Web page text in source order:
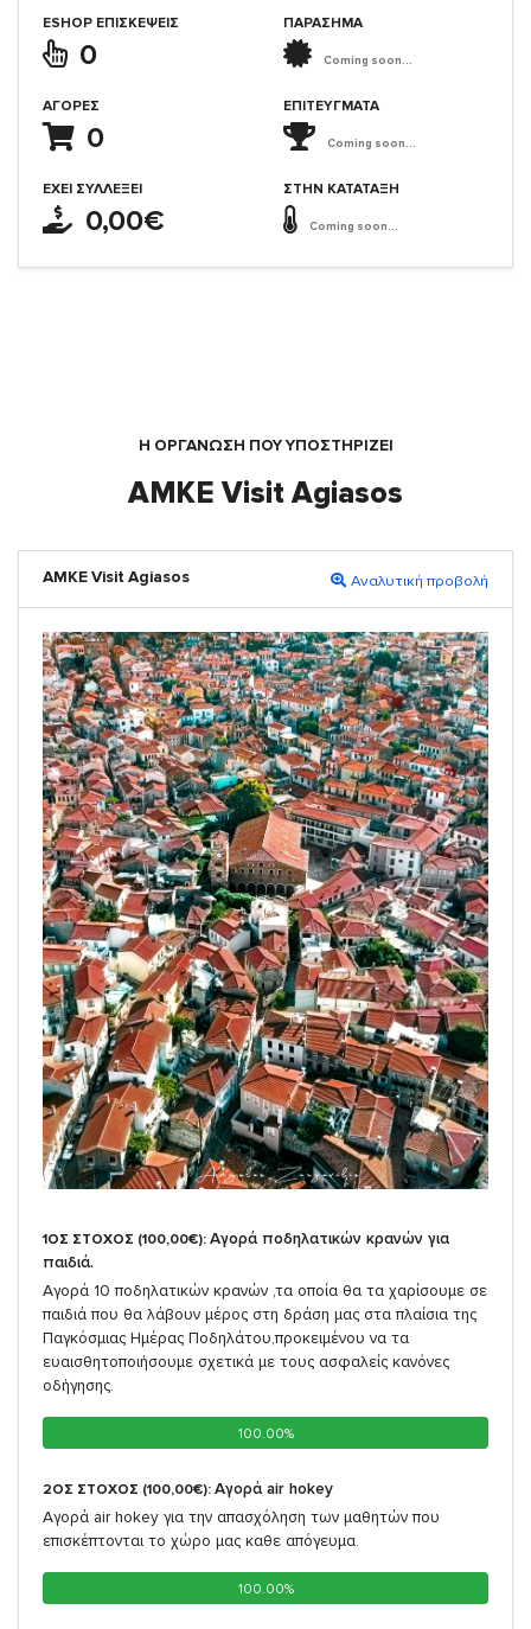
ESHOP ΕΠΙΣΚΈΨΕΙΣ
0
ΑΓΟΡΈΣ
0
ΈΧΕΙ ΣΥΛΛΈΞΕΙ
0,00€
ΠΑΡΑΣΗΜΑ
Coming soon...
ΕΠΙΤΕΎΓΜΑΤΑ
Coming soon...
ΣΤΗΝ ΚΑΤΆΤΑΞΗ
Coming soon...
Η ΟΡΓΆΝΩΣΗ ΠΟΥ ΥΠΟΣΤΗΡΙΖΕΙ
ΑΜΚΕ Visit Agiasos
ΑΜΚΕ Visit Agiasos Αναλυτική προβολή
1ΟΣ ΣΤΟΧΟΣ (100,00€): Αγορά ποδηλατικών κρανών για
παιδιά.
Αγορά 10 ποδηλατικών κρανών ,τα οποία θα τα χαρίσουμε σε
παιδιά που θα λάβουν μέρος στη δράση μας στα πλαίσια της
Παγκόσμιας Ημέρας Ποδηλάτου,προκειμένου να τα
ευαισθητοποιήσουμε σχετικά με τους ασφαλείς κανόνες
οδήγησης.
100.00%
100.00%
2ΟΣ ΣΤΟΧΟΣ (100,00€): Αγορά air hokey
Αγορά air hokey για την απασχόληση των μαθητών που
επισκέπτονται το χώρο μας καθε απόγευμα.
100.00%
100.00%